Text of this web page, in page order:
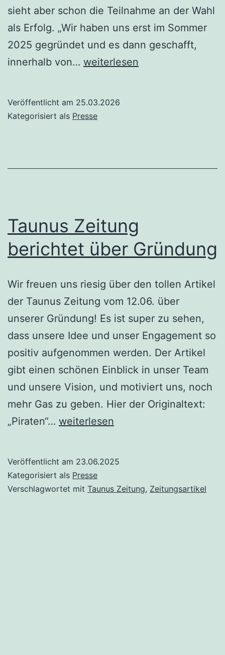
sieht aber schon die Teilnahme an der Wahl
als Erfolg. „Wir haben uns erst im Sommer
2025 gegründet und es dann geschafft,
innerhalb von… Pressemitteilung
weiterlesen
Veröffentlicht am 25.03.2026
Kategorisiert als Presse
Taunus Zeitung
berichtet über Gründung
Wir freuen uns riesig über den tollen Artikel
der Taunus Zeitung vom 12.06. über
unserer Gründung! Es ist super zu sehen,
dass unsere Idee und unser Engagement so
positiv aufgenommen werden. Der Artikel
gibt einen schönen Einblick in unser Team
und unsere Vision, und motiviert uns, noch
mehr Gas zu geben. Hier der Originaltext:
„Piraten“… Taunus
über
Gründung
weiterlesen
Veröffentlicht am 23.06.2025
Kategorisiert als Presse
Verschlagwortet mit Taunus Zeitung, Zeitungsartikel